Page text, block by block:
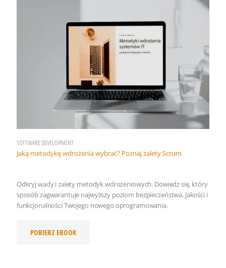
SOFTWARE DEVELOPMENT
Jaką metodykę wdrożenia wybrać? Poznaj zalety Scrum
Odkryj wady i zalety metodyk wdrożeniowych. Dowiedz się, który
sposób zagwarantuje najwyższy poziom bezpieczeństwa, jakości i
funkcjonalności Twojego nowego oprogramowania.
POBIERZ EBOOK